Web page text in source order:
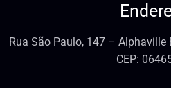
Rua São Paulo, 147 –
CEP: